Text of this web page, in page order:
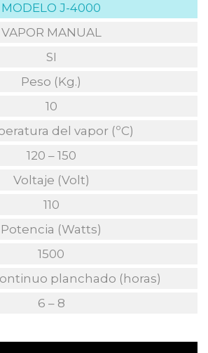
MODELO J-4000
VAPOR MANUAL
SI
Peso (Kg.)
10
del vapor (ºC)
120 – 150
Voltaje (Volt)
110
Potencia (Watts)
1500
planchado (horas)
6 – 8